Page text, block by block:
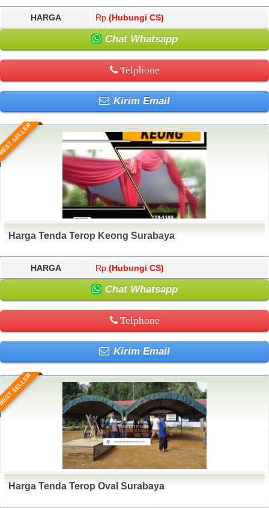
HARGA Rp. (Hubungi CS)
Chat Whatsapp
Telphone
Kirim Email
SELLER
Harga Tenda Terop Keong Surabaya
HARGA Rp. (Hubungi CS)
Chat Whatsapp
Telphone
Kirim Email
SELLER
Harga Tenda Terop Oval Surabaya